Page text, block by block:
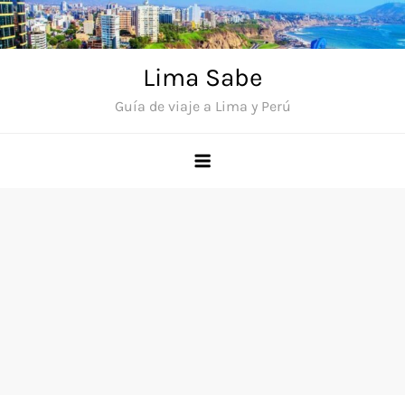
Saltar
al
Lima Sabe
Guía de viaje a Lima y Perú